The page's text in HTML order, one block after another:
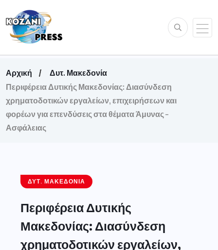
Αρχική
Δυτ. Μακεδονία
Περιφέρεια Δυτικής Μακεδονίας: Διασύνδεση
χρηματοδοτικών εργαλείων, επιχειρήσεων και
φορέων για επενδύσεις στα θέματα Άμυνας –
Ασφάλειας
ΔΥΤ. ΜΑΚΕΔΟΝΊΑ
Περιφέρεια Δυτικής
Μακεδονίας: Διασύνδεση
χρηματοδοτικών εργαλείων,